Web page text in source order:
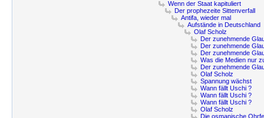
Wenn der Staat kapituliert
Der prophezeite Sittenverfall
Antifa, wieder mal
Aufstände in Deutschland
Olaf Scholz
Der zunehmende
Der zunehmende
Der zunehmende
Was die Medien nur
Der zunehmende
Olaf Scholz
Spannung wächst
Wann fällt Uschi ?
Wann fällt Uschi ?
Wann fällt Uschi ?
Olaf Scholz
Die osmanische